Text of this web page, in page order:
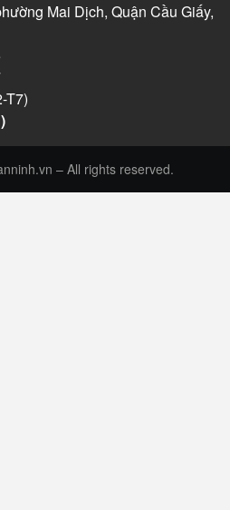
Mai Dịch, Quận Cầu Giấy,
T7)
– All rights reserved.